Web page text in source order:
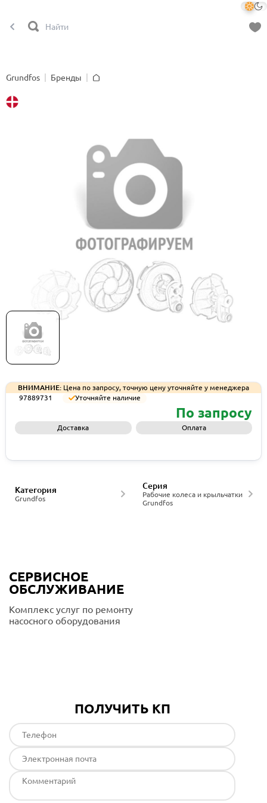
Grundfos
Бренды
Рабочее колесо Grundfos IMP RH 8515-
#4,CI/NOWR, артикул 97889731
ВНИМАНИЕ: Цена по запросу, точную цену уточняйте у менеджера
97889731
Уточняйте наличие
По запросу
Доставка Оплата
Grundfos
Категория
Рабочие колеса и крыльчатки
Grundfos
Серия
СЕРВИСНОЕ
ОБСЛУЖИВАНИЕ
Комплекс услуг по ремонту
насосного оборудования
ПОЛУЧИТЬ КП